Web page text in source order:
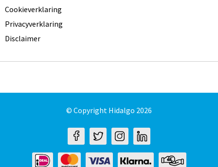
Cookieverklaring
Privacyverklaring
Disclaimer
© Copyright Hidalgo 2026